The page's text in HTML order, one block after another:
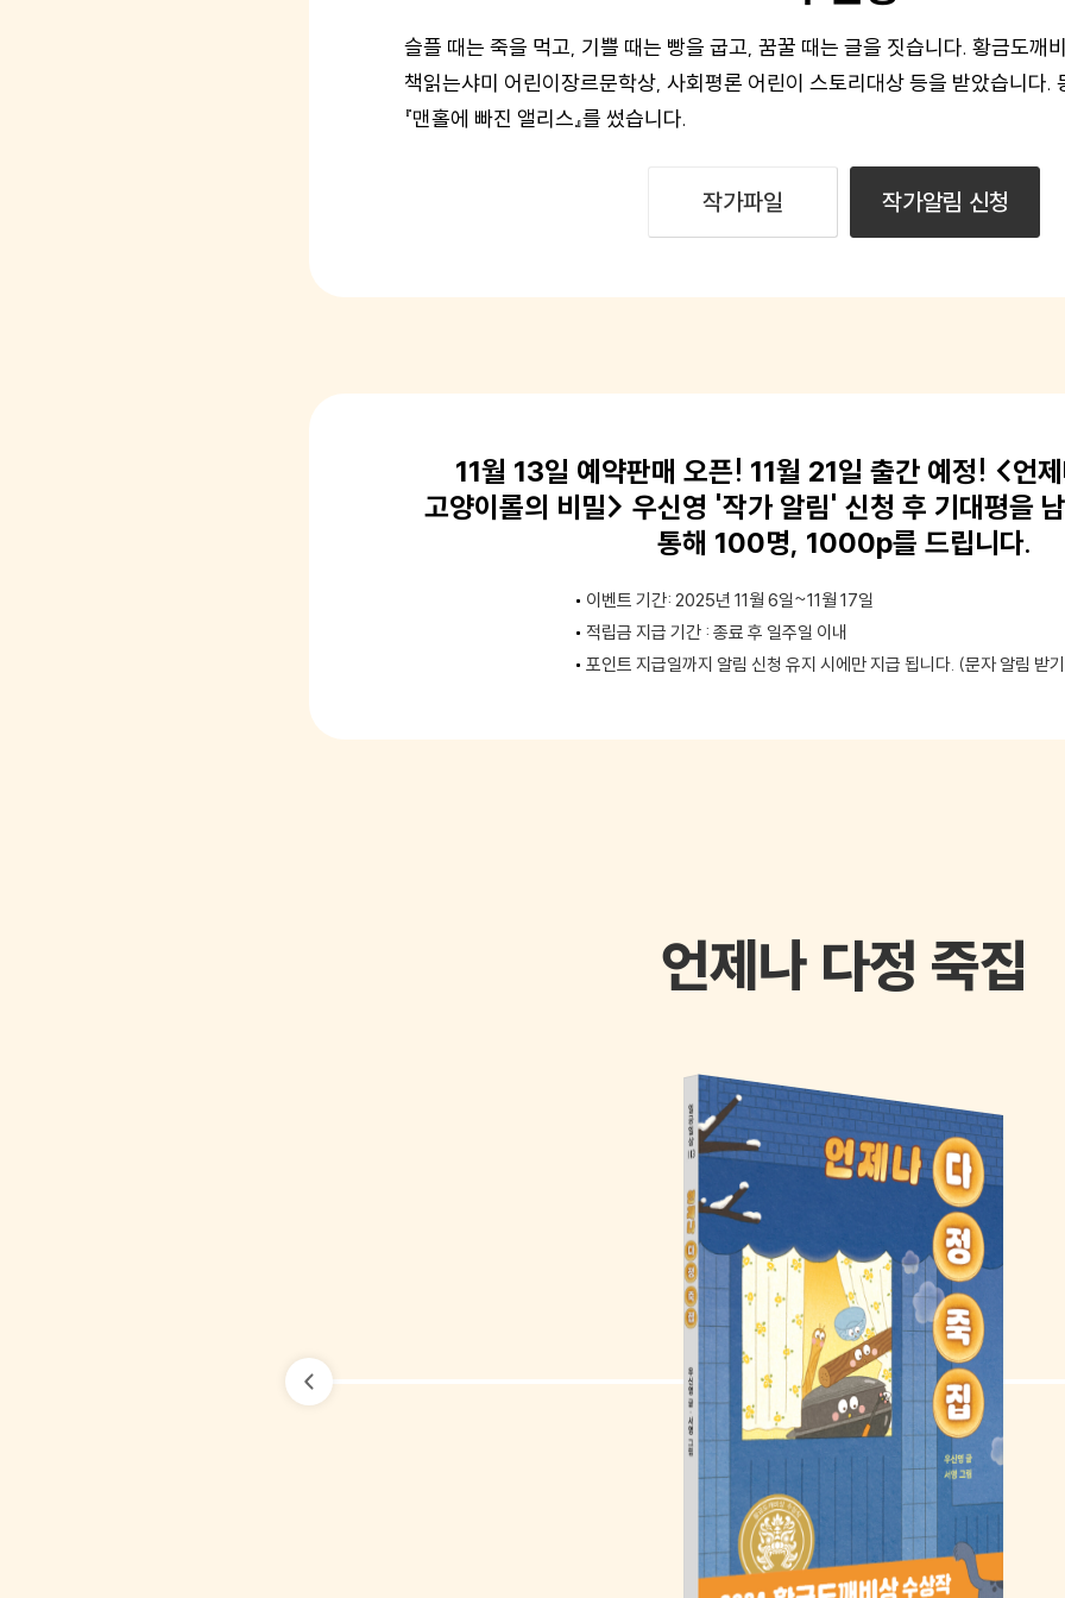
슬플 때는 죽을 먹고, 기쁠 때는 빵을 굽고, 꿈꿀 때는 글을 짓습니다. 황금도깨
책읽는샤미 어린이장르문학상, 사회평론 어린이 스토리대상 등을 받았습니다.
『맨홀에 빠진 앨리스』를 썼습니다.
작가파일 작가알림 신청
11월 13일 예약판매 오픈! 11월 21일 출간 예정! <언
고양이롤의 비밀> 우신영 '작가 알림' 신청 후 기대평을
통해 100명, 1000p를 드립니다.
이벤트 기간: 2025년 11월 6일~11월 17일
적립금 지급 기간 : 종료 후 일주일 이내
포인트 지급일까지 알림 신청 유지 시에만 지급 됩니다. (문자 알림 받
언제나 다정 죽집